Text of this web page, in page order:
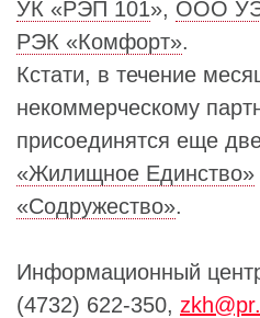
УК «РЭП 101», ООО
РЭК «Комфорт».
Кстати, в течение
некоммерческому
присоединятся еще
«Жилищное Единство»
«Содружество».
Информационный
(4732) 622-350,